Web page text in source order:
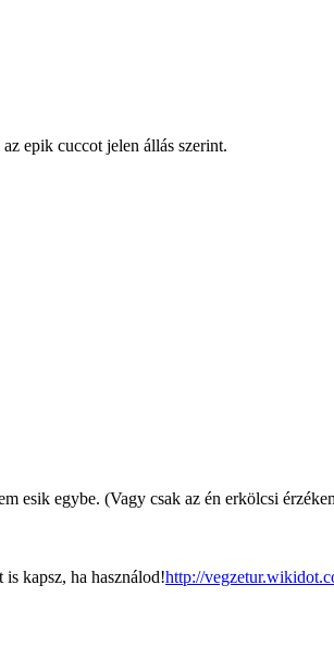
epik cuccot jelen állás szerint.
esik egybe. (Vagy csak az én erkölcsi
kapsz, ha használod!http://